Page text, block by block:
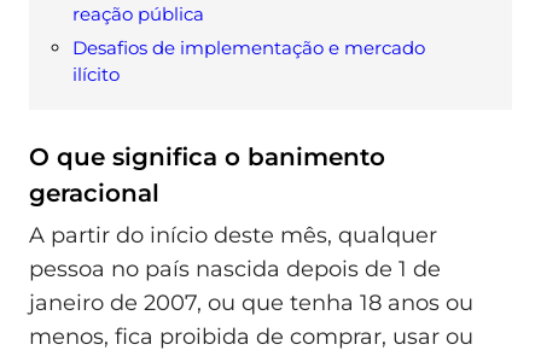
reação pública
Desafios de implementação e mercado
ilícito
O que significa o banimento
geracional
A partir do início deste mês, qualquer
pessoa no país nascida depois de 1 de
janeiro de 2007, ou que tenha 18 anos ou
menos, fica proibida de comprar, usar ou